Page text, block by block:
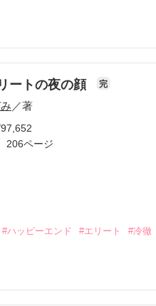
ドへ
る作品の手直し前の内容となり
作品を読む
作品を読む
ートの夜の顔 完
／著
206ページ
#ハッピーエンド #エリート
#冷徹